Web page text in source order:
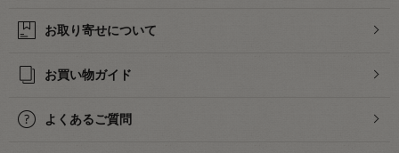
お取り寄せについて
お買い物ガイド
よくあるご質問